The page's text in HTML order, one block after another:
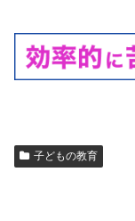
子どもの教育